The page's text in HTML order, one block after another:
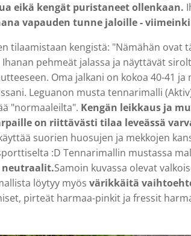
eikä kengät puristaneet ollenkaan.
vapauden tunne jaloille -
tilaamistaan kengistä: "Nämähän ovat
pehmeät jalassa ja näyttävät
Oma jalkani on kokoa 40-41
Leguanon musta tennarimalli
"normaaleilta". Kengän leikkaus ja
on riittävästi tilaa leveässä
suorien huosujen ja mekkojen
:D Tennarimallin mustassa
neutraalit.Samoin kuvassa olevat
löytyy myös värikkäitä
pirteät harmaa-pinkit ja fressit